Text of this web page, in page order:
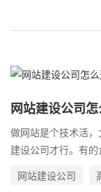
是却能起到非常好
网站建设公司
公司
做网站是个技术活
建设公司才行。有
网站有高要求还能
网站建设公司